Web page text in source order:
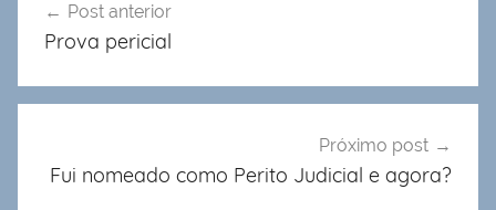
de
Post anterior
Prova pericial
Próximo post
Fui nomeado como Perito Judicial e agora?